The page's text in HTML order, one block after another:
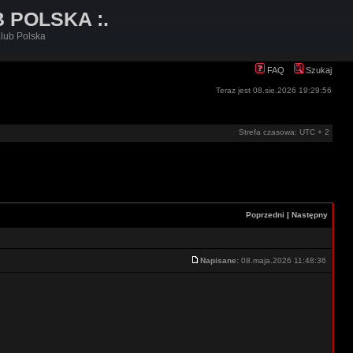
POLSKA :.
Polska
FAQ Szukaj
Teraz jest 08.sie.2026 19:29:56
Strefa czasowa: UTC + 2
Poprzedni | Następny
Napisane: 08.maja.2026 11:48:36